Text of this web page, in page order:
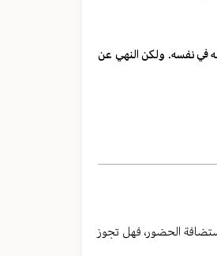
في نفسه. ولكن النهي عن
الحضور، فهل تجوز